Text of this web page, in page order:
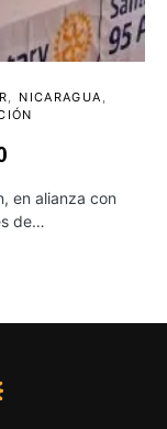
NICARAGUA
en alianza con
de…